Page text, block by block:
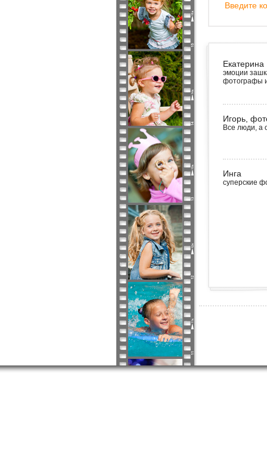
Введите
Екатерина
эмоции
фотографы
Игорь,
Все люди, а
Инга
суперские